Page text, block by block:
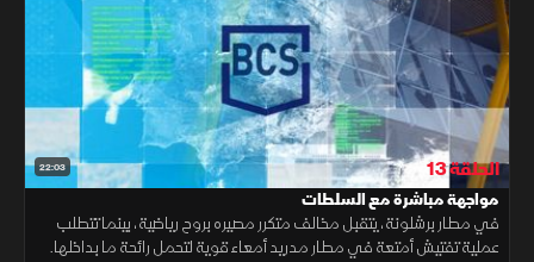
22:03 الحلقة 13
مواجهة مباشرة مع السلطات
في مطار برشلونة، يتقبل مخالف متكرر مصيره بروح رياضية، بينما تتطلب
عملية تفتيش أمتعة في مطار مدريد أمعاء قوية لتحمل رائحة ما بداخلها.